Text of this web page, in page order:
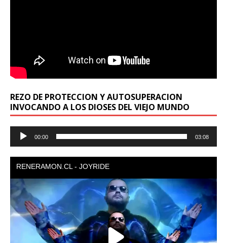
REZO DE PROTECCION Y AUTOSUPERACION
INVOCANDO A LOS DIOSES DEL VIEJO MUNDO
Reproductor
00:00 03:08